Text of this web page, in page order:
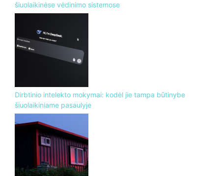
šiuolaikinėse vėdinimo sistemose
Dirbtinio intelekto mokymai: kodėl jie tampa būtinybe
šiuolaikiniame pasaulyje